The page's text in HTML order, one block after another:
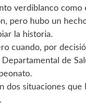
verdiblanco como
pero hubo un
la historia.
cuando, por
de
dos situaciones que